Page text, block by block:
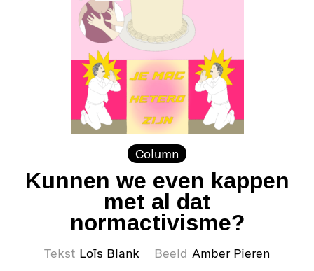
Column
Kunnen we even kappen
met al dat
normactivisme?
Tekst Loïs Blank Beeld Amber Pieren